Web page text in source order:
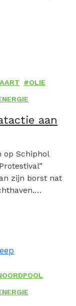
OLIE
aan
op Schiphol
zijn borst nat